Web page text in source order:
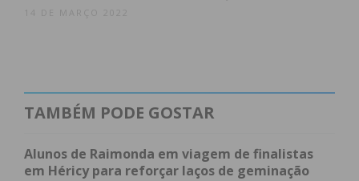
Moreira.
14 DE MARÇO 2022
TAMBÉM PODE GOSTAR
Alunos de Raimonda em viagem de finalistas
em Héricy para reforçar laços de geminação